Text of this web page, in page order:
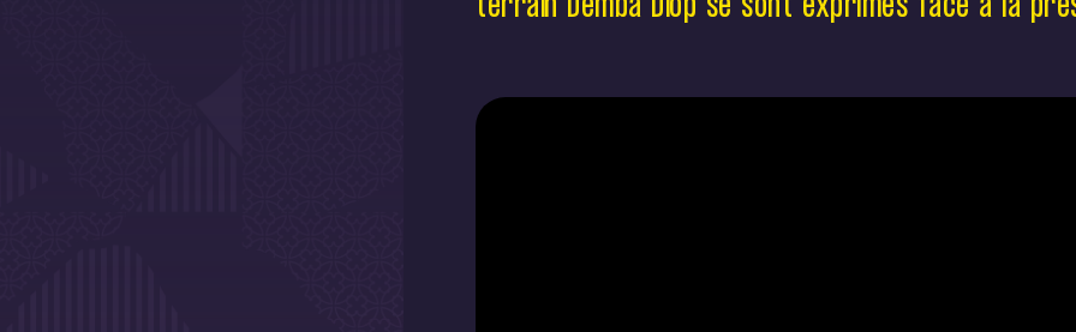
terrain Demba Diop se sont exprimés face à la